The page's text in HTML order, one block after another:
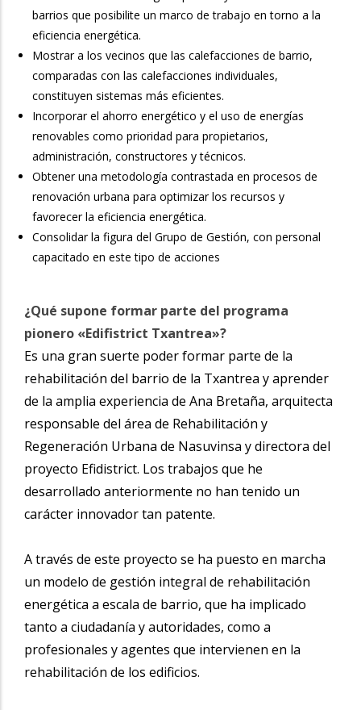
barrios que posibilite un marco de trabajo en torno a la
eficiencia energética.
Mostrar a los vecinos que las calefacciones de barrio,
comparadas con las calefacciones individuales,
constituyen sistemas más eficientes.
Incorporar el ahorro energético y el uso de energías
renovables como prioridad para propietarios,
administración, constructores y técnicos.
Obtener una metodología contrastada en procesos de
renovación urbana para optimizar los recursos y
favorecer la eficiencia energética.
Consolidar la figura del Grupo de Gestión, con personal
capacitado en este tipo de acciones
¿Qué supone formar parte del programa
pionero «Edifistrict Txantrea»?
Es una gran suerte poder formar parte de la
rehabilitación del barrio de la Txantrea y aprender
de la amplia experiencia de Ana Bretaña, arquitecta
responsable del área de Rehabilitación y
Regeneración Urbana de Nasuvinsa y directora del
proyecto Efidistrict. Los trabajos que he
desarrollado anteriormente no han tenido un
carácter innovador tan patente.
A través de este proyecto se ha puesto en marcha
un modelo de gestión integral de rehabilitación
energética a escala de barrio, que ha implicado
tanto a ciudadanía y autoridades, como a
profesionales y agentes que intervienen en la
rehabilitación de los edificios.